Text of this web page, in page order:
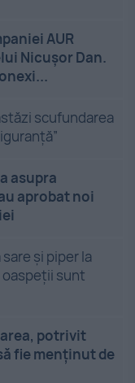
AUR
Nicușor Dan.
scufundarea
asupra
aprobat noi
și piper la
oaspeții sunt
potrivit
fie menținut de